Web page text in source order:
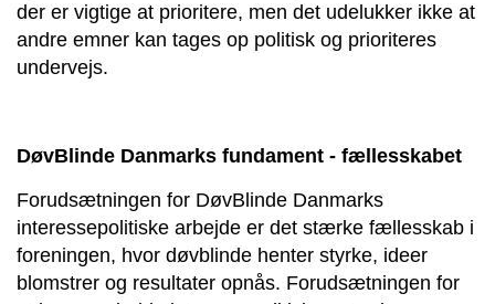
der er vigtige at prioritere, men det udelukker ikke at
andre emner kan tages op politisk og prioriteres
undervejs.
DøvBlinde Danmarks fundament - fællesskabet
Forudsætningen for DøvBlinde Danmarks
interessepolitiske arbejde er det stærke fællesskab i
foreningen, hvor døvblinde henter styrke, ideer
blomstrer og resultater opnås. Forudsætningen for